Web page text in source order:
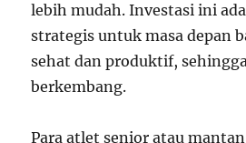
lebih mudah. Investasi ini
strategis untuk masa depan
sehat dan produktif,
berkembang.
Para atlet senior atau